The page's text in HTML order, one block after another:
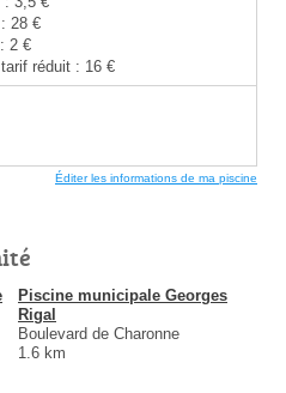
28 €
2 €
réduit : 16 €
Éditer les informations de ma piscine
Piscine municipale Georges
Rigal
Boulevard de Charonne
1.6 km